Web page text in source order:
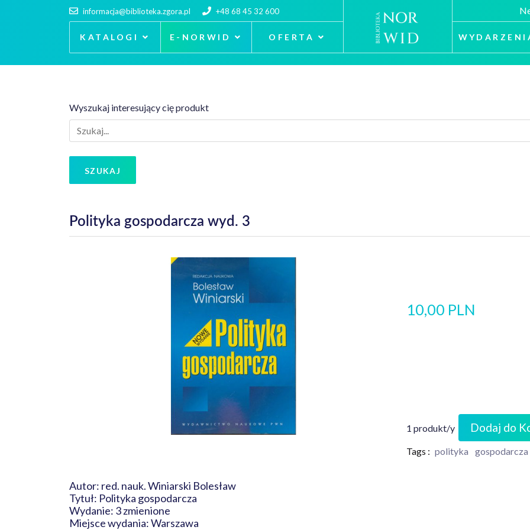
informacja@biblioteka.zgora.pl +48 68 45 32 600
KATALOGI E-NORWID OFERTA
Wyszukaj interesujący cię produkt
SZUKAJ
Polityka gospodarcza wyd. 3
10,00 PLN
1 produkt/y Dodaj do
Tags : polityka gospodarcza
Autor: red. nauk. Winiarski Bolesław
Tytuł: Polityka gospodarcza
Wydanie: 3 zmienione
Miejsce wydania: Warszawa